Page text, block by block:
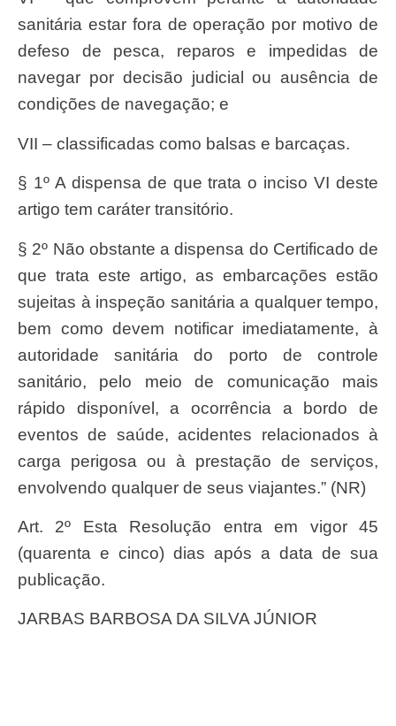
sanitária estar fora de operação por motivo de
defeso de pesca, reparos e impedidas de
navegar por decisão judicial ou ausência de
condições de navegação; e
VII – classificadas como balsas e barcaças.
§ 1º A dispensa de que trata o inciso VI deste
artigo tem caráter transitório.
§ 2º Não obstante a dispensa do Certificado de
que trata este artigo, as embarcações estão
sujeitas à inspeção sanitária a qualquer tempo,
bem como devem notificar imediatamente, à
autoridade sanitária do porto de controle
sanitário, pelo meio de comunicação mais
rápido disponível, a ocorrência a bordo de
eventos de saúde, acidentes relacionados à
carga perigosa ou à prestação de serviços,
envolvendo qualquer de seus viajantes.” (NR)
Art. 2º Esta Resolução entra em vigor 45
(quarenta e cinco) dias após a data de sua
publicação.
JARBAS BARBOSA DA SILVA JÚNIOR